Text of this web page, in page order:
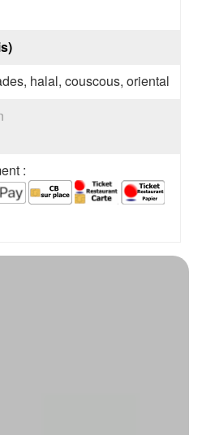
halal, couscous, oriental
: